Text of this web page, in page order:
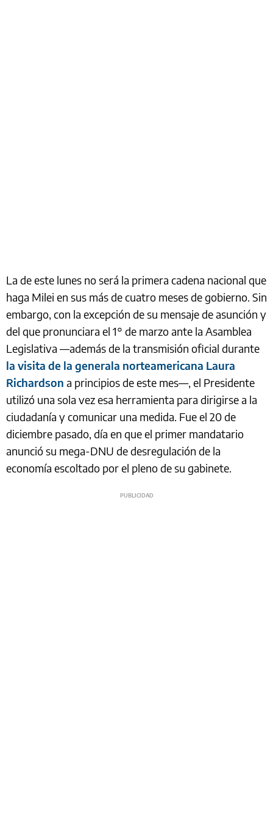
La de este lunes no será la primera cadena nacional que
haga Milei en sus más de cuatro meses de gobierno. Sin
embargo, con la excepción de su mensaje de asunción y
del que pronunciara el 1° de marzo ante la Asamblea
Legislativa —además de la transmisión oficial durante
la visita de la generala norteamericana Laura
Richardson a principios de este mes—, el Presidente
utilizó una sola vez esa herramienta para dirigirse a la
ciudadanía y comunicar una medida. Fue el 20 de
diciembre pasado, día en que el primer mandatario
anunció su mega-DNU de desregulación de la
economía escoltado por el pleno de su gabinete.